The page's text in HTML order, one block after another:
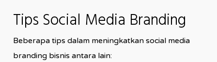
Tips Social Media Branding
Beberapa tips dalam meningkatkan social media
branding bisnis antara lain: